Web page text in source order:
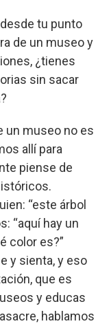
tu punto
de un museo y
¿tienes
sin sacar
un museo no es
allí para
piense de
“este árbol
“aquí hay un
color es?”
y sienta, y eso
que es
y educas
hablamos